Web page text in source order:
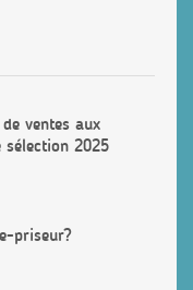
ventes aux
2025
priseur?